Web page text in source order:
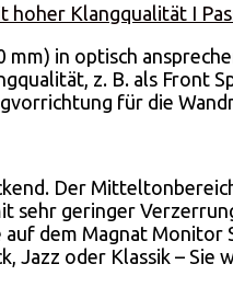
Klangqualität I
mm) in optisch
z. B. als Front
für die
Der
geringer
dem Magnat
Jazz oder Klassik – Sie